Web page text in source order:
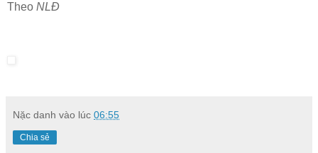
Theo NLĐ
Nặc danh vào lúc 06:55
Chia sẻ